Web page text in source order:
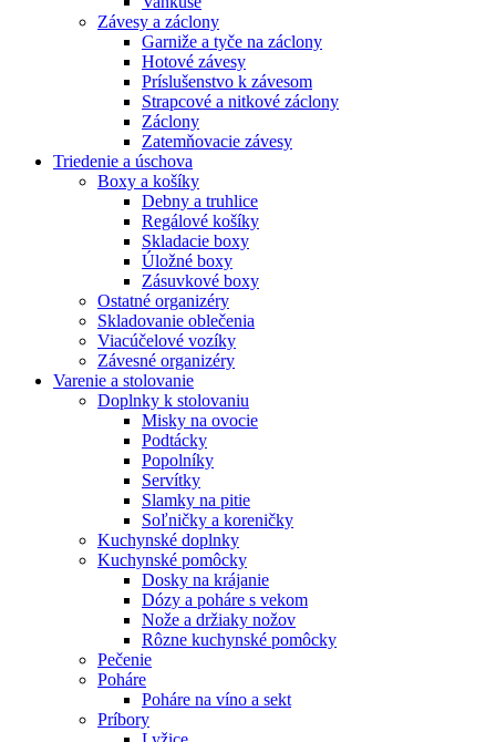
Závesy a záclony
Garniže a tyče na záclony
Hotové závesy
Príslušenstvo k závesom
Strapcové a nitkové záclony
Záclony
Zatemňovacie závesy
Triedenie a úschova
Boxy a košíky
Debny a truhlice
Regálové košíky
Skladacie boxy
Úložné boxy
Zásuvkové boxy
Ostatné organizéry
Skladovanie oblečenia
Viacúčelové vozíky
Závesné organizéry
Varenie a stolovanie
Doplnky k stolovaniu
Misky na ovocie
Podtácky
Popolníky
Servítky
Slamky na pitie
Soľničky a koreničky
Kuchynské doplnky
Kuchynské pomôcky
Dosky na krájanie
Dózy a poháre s vekom
Nože a držiaky nožov
Rôzne kuchynské pomôcky
Pečenie
Poháre
Poháre na víno a sekt
Príbory